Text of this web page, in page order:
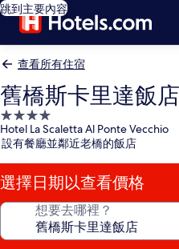
跳到主要內容
查看所有住宿
舊橋斯卡里達飯店
4.0
星
級
住
宿
Hotel La Scaletta Al Ponte Vecchio
設有餐廳並鄰近老橋的飯店
選擇日期以查看價格
想要去哪裡？